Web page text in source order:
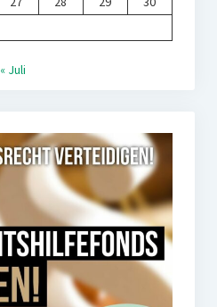
« Juli